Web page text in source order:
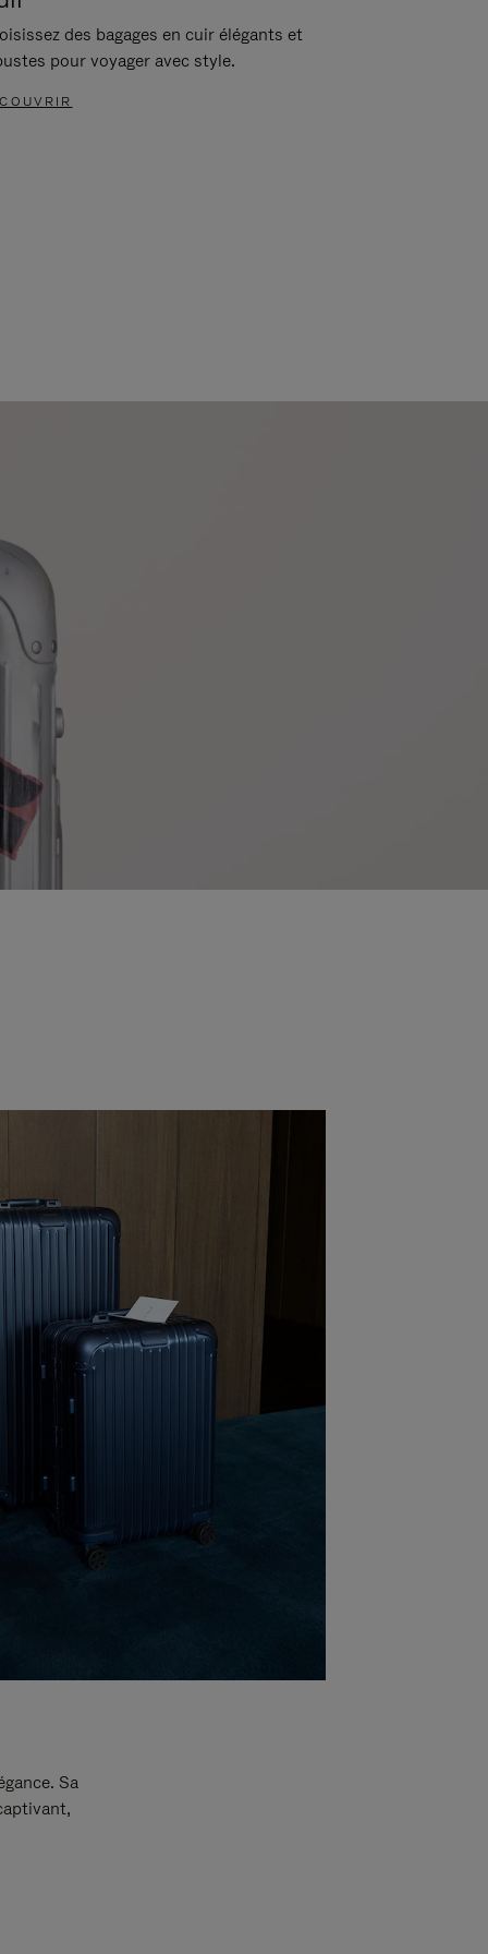
des bagages en cuir élégants et
pour voyager avec style.
Sa